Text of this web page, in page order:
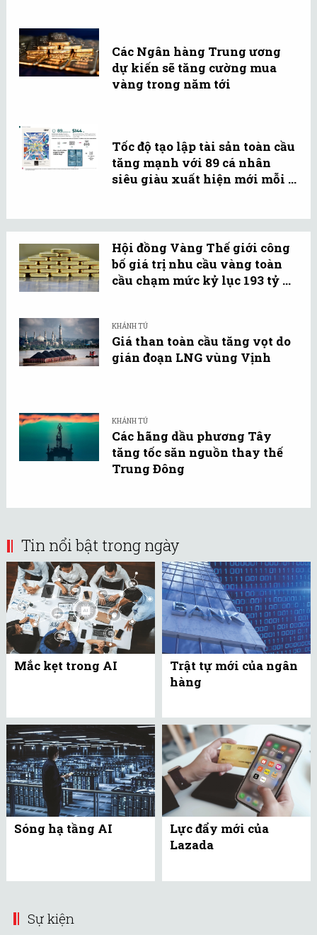
Các Ngân hàng Trung ương
dự kiến sẽ tăng cường mua
vàng trong năm tới
Tốc độ tạo lập tài sản toàn cầu
tăng mạnh với 89 cá nhân
siêu giàu xuất hiện mới mỗi ...
Hội đồng Vàng Thế giới công
bố giá trị nhu cầu vàng toàn
cầu chạm mức kỷ lục 193 tỷ ...
KHÁNH TÚ
Giá than toàn cầu tăng vọt do
gián đoạn LNG vùng Vịnh
KHÁNH TÚ
Các hãng dầu phương Tây
tăng tốc săn nguồn thay thế
Trung Đông
Tin nổi bật trong ngày
Mắc kẹt trong AI
Trật tự mới của ngân
hàng
Sóng hạ tầng AI
Lực đẩy mới của
Lazada
Sự kiện